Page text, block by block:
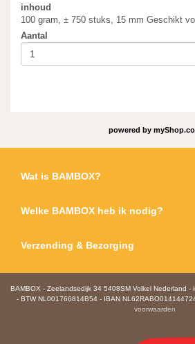
inhoud
100 gram, ± 750 stuks, 15 mm Geschikt
Aantal
powered by
Wat is BAMBOX?
Welke BAMBOX heb ik nodig?
Verzending & Bezorging
BAMBOX - Zeelandsedijk 34 5408SM Volkel Nederland -
- BTW NL001766814B54 - IBAN
voorwaarden